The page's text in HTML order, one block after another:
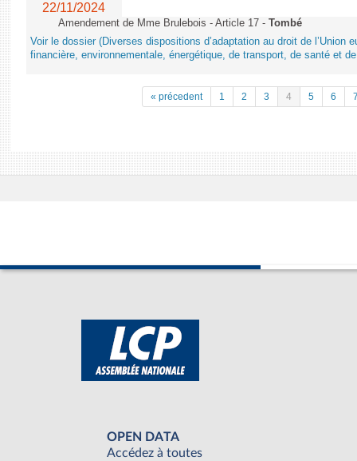
22/11/2024
Amendement de Mme Brulebois - Article 17 - Tombé
Voir le dossier (Diverses dispositions d’adaptation au droit de l’Union
financière, environnementale, énergétique, de transport, de santé et
« précedent 1 2 3 4 5 6
OPEN DATA
Accédez à toutes